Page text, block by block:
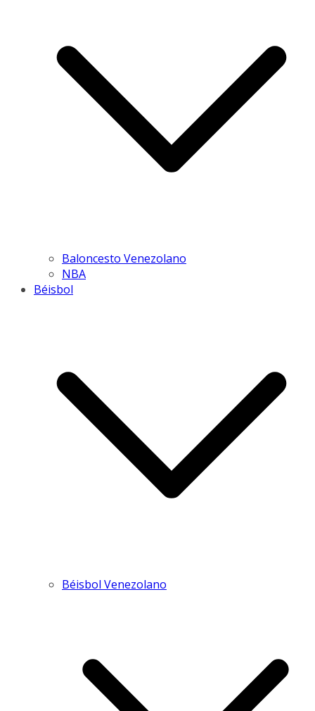
Baloncesto Venezolano
NBA
Béisbol
Béisbol Venezolano